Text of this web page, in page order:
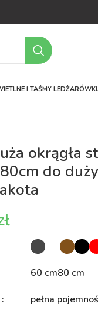
I TAŚMY LEDŻARÓWKI
okrągła
do
60 cm80 cm
pełna